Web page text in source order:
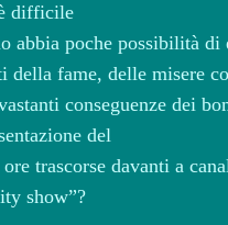
difficile
abbia poche possibilità di
della fame, delle misere
conseguenze dei
del
trascorse davanti a
show”?